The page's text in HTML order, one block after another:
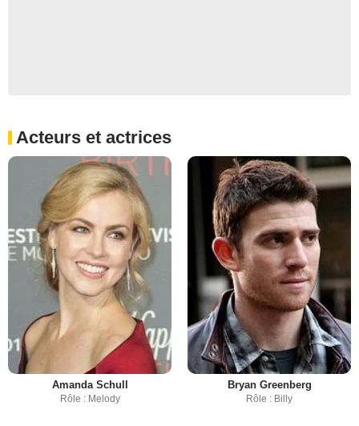
Acteurs et actrices
Amanda Schull
Rôle : Melody
Bryan Greenberg
Rôle : Billy